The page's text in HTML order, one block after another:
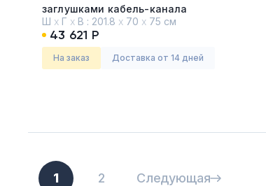
заглушками кабель-канала
Таксония темная
Ш х Г х В : 201.8 х 70 х 75 см
43 621 Р
На заказ Доставка от 14 дней
1 2 Следующая